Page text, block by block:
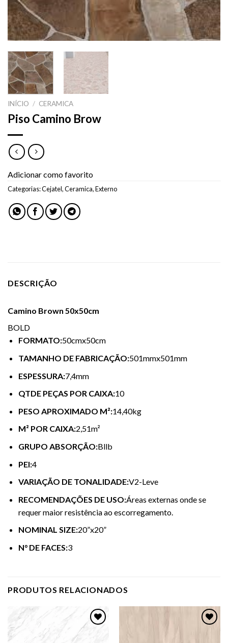
INÍCIO / CERAMICA
Piso Camino Brow
Adicionar como favorito
Categorias:Cejatel,Ceramica,Externo
DESCRIÇÃO
Camino Brown 50x50cm
BOLD
FORMATO:50cmx50cm
TAMANHO DE FABRICAÇÃO:501mmx501mm
ESPESSURA:7,4mm
QTDE PEÇAS POR CAIXA:10
PESO APROXIMADO M²:14,40kg
M² POR CAIXA:2,51m²
GRUPO ABSORÇÃO:Bllb
PEI:4
VARIAÇÃO DE TONALIDADE:V2-Leve
RECOMENDAÇÕES DE USO:Áreas externas onde se
requer maior resistência ao escorregamento.
NOMINAL SIZE:20”x20”
N° DE FACES:3
PRODUTOS RELACIONADOS
Adicionar